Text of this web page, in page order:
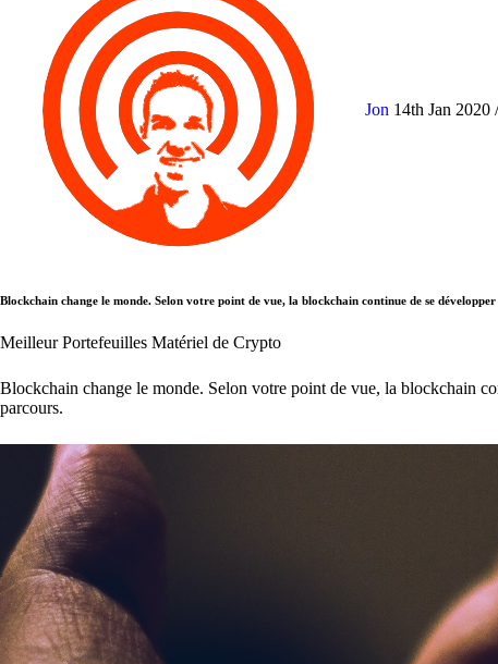
Jon 14th Jan 2020 /
Blockchain change le monde. Selon votre point de vue, la blockchain continue de se
Meilleur Portefeuilles Matériel de Crypto
Blockchain change le monde. Selon votre point de vue, la blockchain
parcours.